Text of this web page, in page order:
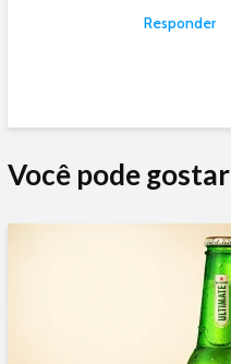
Responder
Você pode gostar